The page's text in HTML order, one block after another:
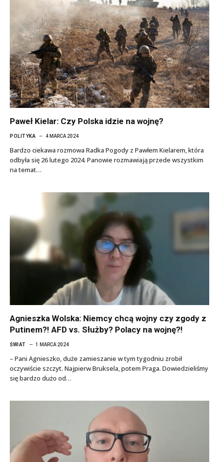
Paweł Kielar: Czy Polska idzie na wojnę?
POLITYKA 4 MARCA 2024
Bardzo ciekawa rozmowa Radka Pogody z Pawłem Kielarem, która
odbyła się 26 lutego 2024. Panowie rozmawiają przede wszystkim
na temat…
Agnieszka Wolska: Niemcy chcą wojny czy zgody z
Putinem?! AFD vs. Służby? Polacy na wojnę?!
ŚWIAT 1 MARCA 2024
– Pani Agnieszko, duże zamieszanie w tym tygodniu zrobił
oczywiście szczyt. Najpierw Bruksela, potem Praga. Dowiedzieliśmy
się bardzo dużo od…